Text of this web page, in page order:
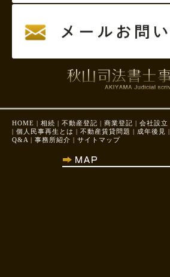
HOME | 相続 | 不動産登記 | 商業登記 | 会社設立
| 個人民事再生とは | 不動産賃貸問題 | 成年後見 |
Q&A | 事務所紹介 | サイトマップ